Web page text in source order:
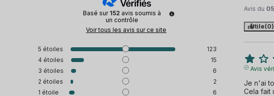
Basé sur 152 avis soumis à
un contrôle
Voir tous les avis sur ce site
5 étoiles
123
4 étoiles
15
3 étoiles
6
2 étoiles
2
1 étoile 6
Avis du
Utile(0)
Avis
Je n'ai
Cela fait